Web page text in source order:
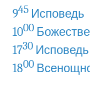
945Исповедь
1000
1730Исповедь
1800